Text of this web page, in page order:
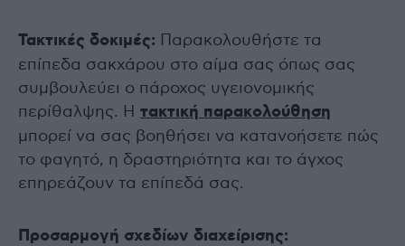
Τακτικές δοκιμές: Παρακολουθήστε τα
επίπεδα σακχάρου στο αίμα σας όπως σας
συμβουλεύει ο πάροχος υγειονομικής
περίθαλψης. Η τακτική παρακολούθηση
μπορεί να σας βοηθήσει να κατανοήσετε πώς
το φαγητό, η δραστηριότητα και το άγχος
επηρεάζουν τα επίπεδά σας.
Προσαρμογή σχεδίων διαχείρισης: